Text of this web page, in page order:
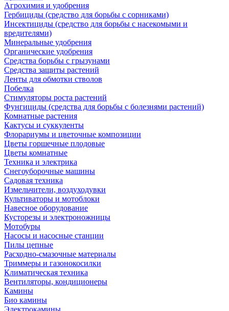
Агрохимия и удобрения
Гербициды (средство для борьбы с сорниками)
Инсектициды (средство для борьбы с насекомыми и
вредителями)
Минеральные удобрения
Органические удобрения
Средства борьбы с грызунами
Средства защиты растений
Ленты для обмотки стволов
Побелка
Стимуляторы роста растений
Фунгициды (средства для борьбы с болезнями растений)
Комнатные растения
Кактусы и суккуленты
Флорариумы и цветочные композиции
Цветы горшечные плодовые
Цветы комнатные
Техника и электрика
Снегоуборочные машины
Садовая техника
Измельчители, воздуходувки
Культиваторы и мотоблоки
Навесное оборудование
Кусторезы и электроножницы
Мотобуры
Насосы и насосные станции
Пилы цепные
Расходно-смазочные материалы
Триммеры и газонокосилки
Климатическая техника
Вентиляторы, кондиционеры
Камины
Био камины
Электрокамины